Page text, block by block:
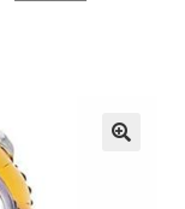
Rozwiń